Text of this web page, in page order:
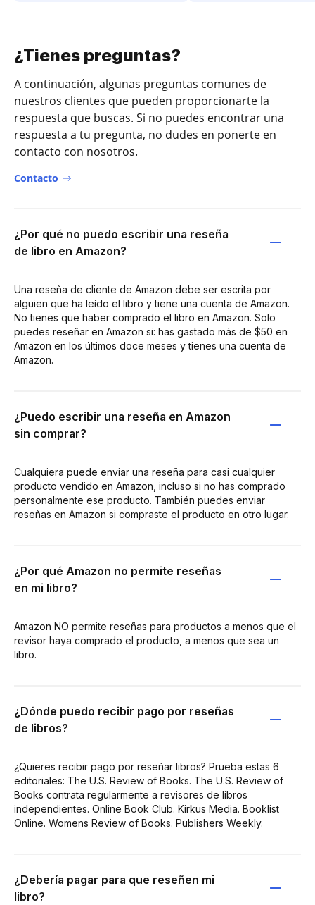
¿Tienes preguntas?
A continuación, algunas preguntas comunes de
nuestros clientes que pueden proporcionarte la
respuesta que buscas. Si no puedes encontrar una
respuesta a tu pregunta, no dudes en ponerte en
contacto con nosotros.
Contacto
¿Por qué no puedo escribir una reseña
de libro en Amazon?
Una reseña de cliente de Amazon debe ser escrita por
alguien que ha leído el libro y tiene una cuenta de Amazon.
No tienes que haber comprado el libro en Amazon. Solo
puedes reseñar en Amazon si: has gastado más de $50 en
Amazon en los últimos doce meses y tienes una cuenta de
Amazon.
¿Puedo escribir una reseña en Amazon
sin comprar?
Cualquiera puede enviar una reseña para casi cualquier
producto vendido en Amazon, incluso si no has comprado
personalmente ese producto. También puedes enviar
reseñas en Amazon si compraste el producto en otro lugar.
¿Por qué Amazon no permite reseñas
en mi libro?
Amazon NO permite reseñas para productos a menos que el
revisor haya comprado el producto, a menos que sea un
libro.
¿Dónde puedo recibir pago por reseñas
de libros?
¿Quieres recibir pago por reseñar libros? Prueba estas 6
editoriales: The U.S. Review of Books. The U.S. Review of
Books contrata regularmente a revisores de libros
independientes. Online Book Club. Kirkus Media. Booklist
Online. Womens Review of Books. Publishers Weekly.
¿Debería pagar para que reseñen mi
libro?